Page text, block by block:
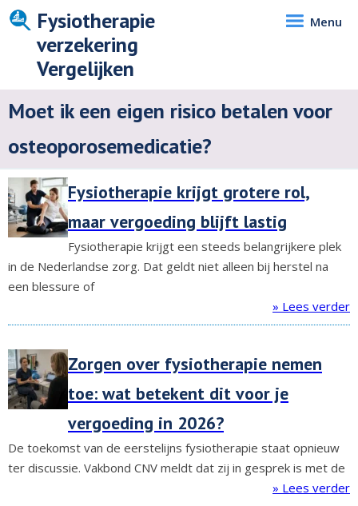
Fysiotherapie
verzekering
Vergelijken
Menu
Moet ik een eigen risico betalen voor
osteoporosemedicatie?
Fysiotherapie krijgt grotere rol,
maar vergoeding blijft lastig
Fysiotherapie krijgt een steeds belangrijkere plek
in de Nederlandse zorg. Dat geldt niet alleen bij herstel na
een blessure of
» Lees verder
Zorgen over fysiotherapie nemen
toe: wat betekent dit voor je
vergoeding in 2026?
De toekomst van de eerstelijns fysiotherapie staat opnieuw
ter discussie. Vakbond CNV meldt dat zij in gesprek is met de
» Lees verder